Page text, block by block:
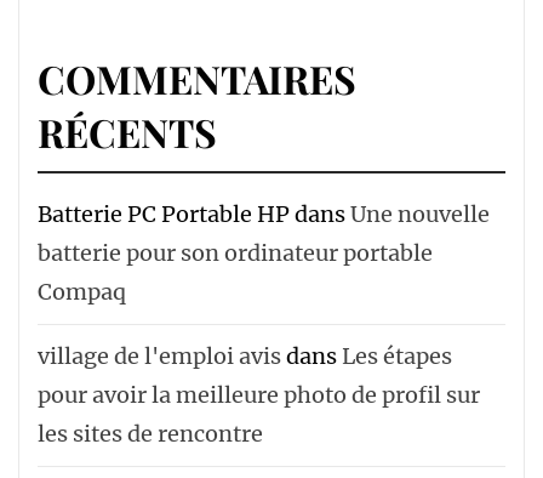
COMMENTAIRES
RÉCENTS
Batterie PC Portable HPdansUne nouvelle
batterie pour son ordinateur portable
Compaq
village de l'emploi avisdans Les étapes
pour avoir la meilleure photo de profil sur
les sites de rencontre